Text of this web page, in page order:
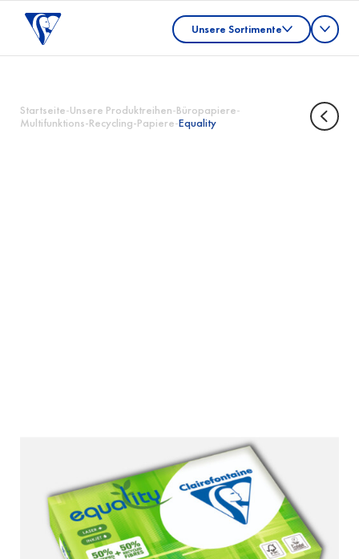
Unsere Sortimente
Startseite-Unsere Produktreihen-Büropapiere-
Multifunktions-Recycling-Papiere-Equality